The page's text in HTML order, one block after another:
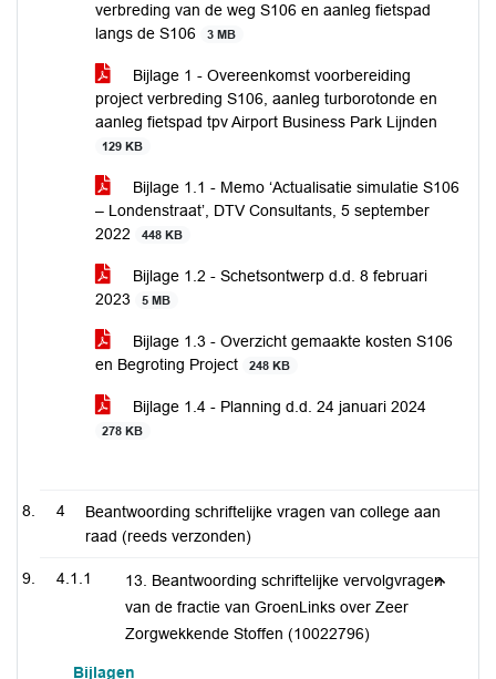
verbreding van de weg S106 en aanleg fietspad
langs de S106
3 MB
Bijlage 1 - Overeenkomst voorbereiding
project verbreding S106, aanleg turborotonde en
aanleg fietspad tpv Airport Business Park Lijnden
129 KB
Bijlage 1.1 - Memo ‘Actualisatie simulatie S106
– Londenstraat’, DTV Consultants, 5 september
2022
448 KB
Bijlage 1.2 - Schetsontwerp d.d. 8 februari
2023
5 MB
Bijlage 1.3 - Overzicht gemaakte kosten S106
en Begroting Project
248 KB
Bijlage 1.4 - Planning d.d. 24 januari 2024
278 KB
4
Beantwoording schriftelijke vragen van college aan
raad (reeds verzonden)
4.1.1
13. Beantwoording schriftelijke vervolgvragen
van de fractie van GroenLinks over Zeer
Zorgwekkende Stoffen (10022796)
Bijlagen